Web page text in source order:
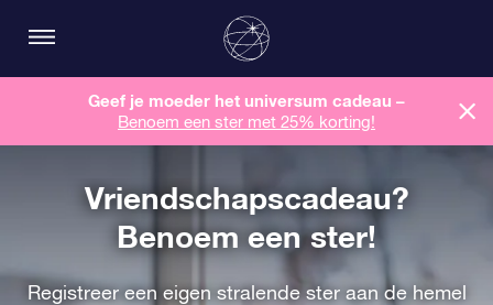
Geef je moeder het universum cadeau –
Benoem een ​​ster met 25% korting!
Vriendschapscadeau?
Benoem een ster!
Registreer een eigen stralende ster aan de hemel